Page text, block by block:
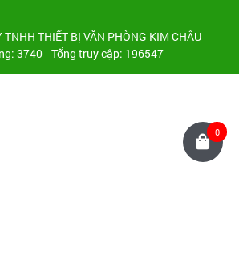
THIẾT BỊ VĂN PHÒNG KIM CHÂU
3740 Tổng truy cập: 196547
0